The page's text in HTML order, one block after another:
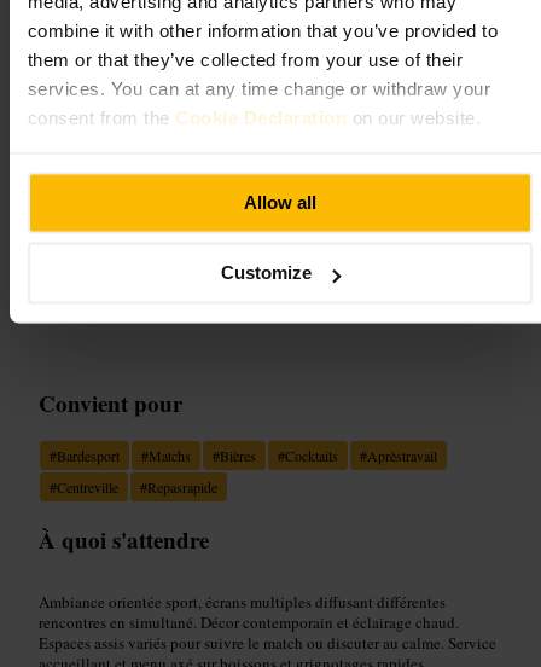
combine it with other information that you’ve provided to
them or that they’ve collected from your use of their
services. You can at any time change or withdraw your
consent from the Cookie Declaration on our website.
Allow all
Customize
Goldwood Sports Pub & Kitchen
Restauration et boissons •Bar
4,8
3,5
Un bar sportif moderne, chaleureux et
Convient pour
#Bardesport #Matchs #Bières #Cocktails #Aprèstravail
#Centreville #Repasrapide
À quoi s'attendre
Ambiance orientée sport, écrans multiples diffusant différentes
rencontres en simultané. Décor contemporain et éclairage chaud.
Espaces assis variés pour suivre le match ou discuter au calme. Service